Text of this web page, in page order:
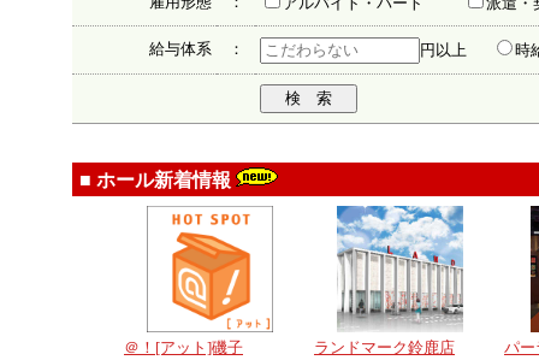
給与体系 ： 円以上 時
■ ホール新着情報
＠！[アット]磯子
ランドマーク鈴鹿店
パー